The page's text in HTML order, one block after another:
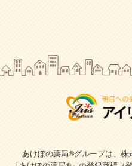
あけぼの薬局®グループは、株